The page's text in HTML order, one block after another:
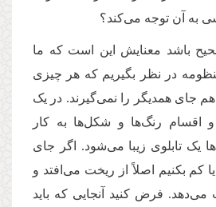
به آن توجه می‌کند؟
باشد معنایش این است که ما
در نظر بگیریم که هر چیزی
جای همدیگر را نمی‌گیرند. در یک
و اقسام رنگ‌ها و شکل‌ها به کار
یک تابلوی زیبا می‌شود. اگر جای
کم بکنیم اصلاً از ریخت می‌افتد و
فرض کنید آنجایی که باید